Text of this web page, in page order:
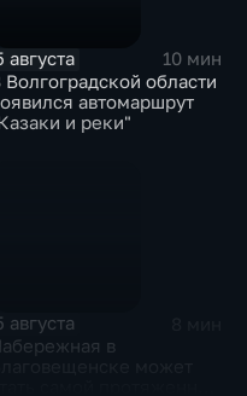
августа
10 мин
Волгоградской области
автомаршрут
и реки"
августа
в